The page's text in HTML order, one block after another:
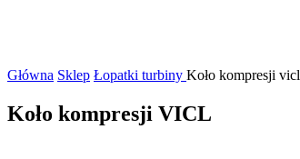
Główna Sklep Łopatki turbiny Koło kompresji vicl
Koło kompresji VICL